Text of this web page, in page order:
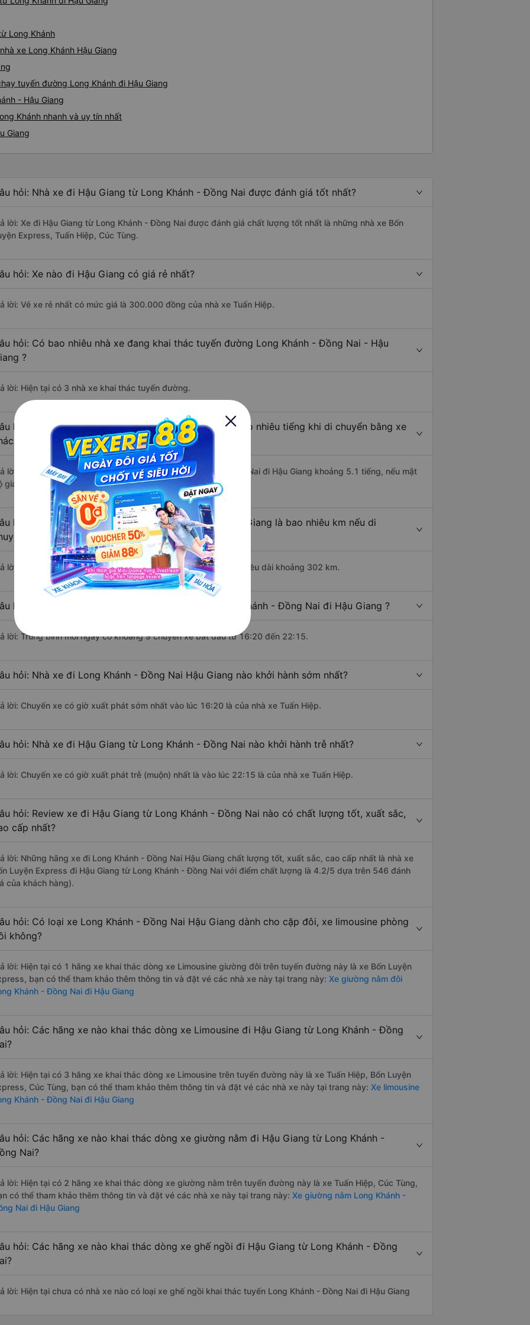
nếu không có tài xế... Cảm ơn các bạn rất nhiều.
Long Khánh
xe Long Khánh Hậu Giang
tuyến đường Long Khánh đi Hậu Giang
- Hậu Giang
Khánh nhanh và uy tín nhất
Giang
hỏi: Nhà xe đi Hậu Giang từ Long Khánh - Đồng Nai được đánh giá tốt nhất?
lời: Xe đi Hậu Giang từ Long Khánh - Đồng Nai được đánh giá chất lượng tốt nhất là những nhà xe Bốn
Express, Tuấn Hiệp, Cúc Tùng.
hỏi: Xe nào đi Hậu Giang có giá rẻ nhất?
lời: Vé xe rẻ nhất có mức giá là 300.000 đồng của nhà xe Tuấn Hiệp.
hỏi: Có bao nhiêu nhà xe đang khai thác tuyến đường Long Khánh - Đồng Nai - Hậu
?
lời: Hiện tại có 3 nhà xe khai thác tuyến đường.
hỏi: Từ Long Khánh - Đồng Nai đi Hậu Giang mất bao nhiêu tiếng khi di chuyển bằng xe
lời: Thời gian di chuyển bằng xe khách từ Long Khánh - Đồng Nai đi Hậu Giang khoảng 5.1 tiếng, nếu mật
giao thông thuận lợi.
hỏi: Khoảng cách từ Long Khánh - Đồng Nai đi Hậu Giang là bao nhiêu km nếu di
bằng xe khách?
lời: Đoạn đường đi Hậu Giang từ Long Khánh - Đồng Nai có chiều dài khoảng 302 km.
hỏi: Mỗi ngày có bao nhiêu chuyến xe khách Long Khánh - Đồng Nai đi Hậu Giang ?
lời: Trung bình mỗi ngày có khoảng 9 chuyến xe bắt đầu từ 16:20 đến 22:15.
hỏi: Nhà xe đi Long Khánh - Đồng Nai Hậu Giang nào khởi hành sớm nhất?
lời: Chuyến xe có giờ xuất phát sớm nhất vào lúc 16:20 là của nhà xe Tuấn Hiệp.
hỏi: Nhà xe đi Hậu Giang từ Long Khánh - Đồng Nai nào khởi hành trễ nhất?
lời: Chuyến xe có giờ xuất phát trễ (muộn) nhất là vào lúc 22:15 là của nhà xe Tuấn Hiệp.
hỏi: Review xe đi Hậu Giang từ Long Khánh - Đồng Nai nào có chất lượng tốt, xuất sắc,
cấp nhất?
lời: Những hãng xe đi Long Khánh - Đồng Nai Hậu Giang chất lượng tốt, xuất sắc, cao cấp nhất là nhà xe
Luyện Express đi Hậu Giang từ Long Khánh - Đồng Nai với điểm chất lượng là 4.2/5 dựa trên 546 đánh
của khách hàng).
hỏi: Có loại xe Long Khánh - Đồng Nai Hậu Giang dành cho cặp đôi, xe limousine phòng
không?
lời: Hiện tại có 1 hãng xe khai thác dòng xe Limousine giường đôi trên tuyến đường này là xe Bốn Luyện
bạn có thể tham khảo thêm thông tin và đặt vé các nhà xe này tại trang này: Xe giường nằm đôi
Khánh - Đồng Nai đi Hậu Giang
hỏi: Các hãng xe nào khai thác dòng xe Limousine đi Hậu Giang từ Long Khánh - Đồng
lời: Hiện tại có 3 hãng xe khai thác dòng xe Limousine trên tuyến đường này là xe Tuấn Hiệp, Bốn Luyện
Cúc Tùng, bạn có thể tham khảo thêm thông tin và đặt vé các nhà xe này tại trang này: Xe limousine
Khánh - Đồng Nai đi Hậu Giang
hỏi: Các hãng xe nào khai thác dòng xe giường nằm đi Hậu Giang từ Long Khánh -
Nai?
lời: Hiện tại có 2 hãng xe khai thác dòng xe giường nằm trên tuyến đường này là xe Tuấn Hiệp, Cúc Tùng,
có thể tham khảo thêm thông tin và đặt vé các nhà xe này tại trang này: Xe giường nằm Long Khánh -
Nai đi Hậu Giang
hỏi: Các hãng xe nào khai thác dòng xe ghế ngồi đi Hậu Giang từ Long Khánh - Đồng
lời: Hiện tại chưa có nhà xe nào có loại xe ghế ngồi khai thác tuyến Long Khánh - Đồng Nai đi Hậu Giang